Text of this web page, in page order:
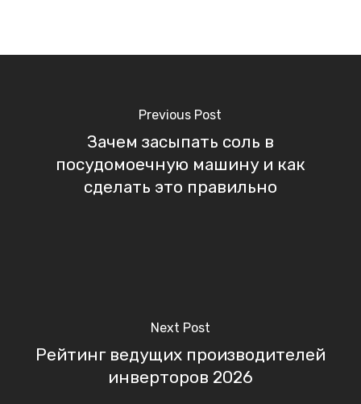
Previous Post
Зачем засыпать соль в
посудомоечную машину и как
сделать это правильно
Next Post
Рейтинг ведущих производителей
инверторов 2026